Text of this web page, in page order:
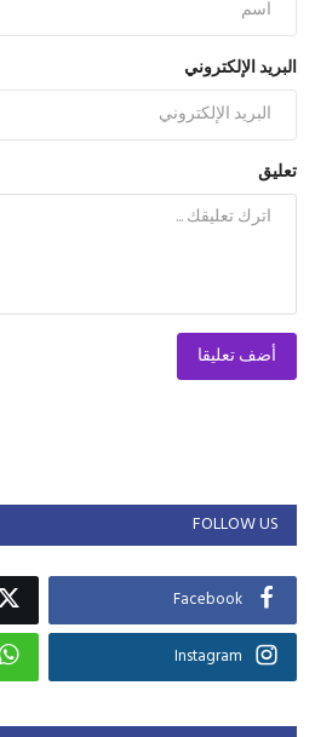
البريد الإلكتروني
تعليق
أضف تعليقا
FOLLOW US
Facebook
Instagram